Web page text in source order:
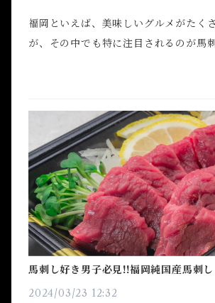
福岡といえば、美味しいグルメがたく
が、その中でも特に注目されるのが馬
しは、赤身の旨味と柔らかな食感が楽
馬刺し好き男子必見!!福岡純国産馬刺
2024/03/23 12:32